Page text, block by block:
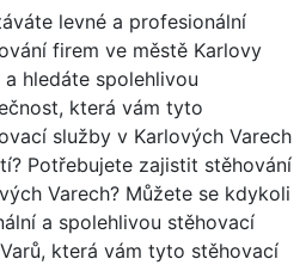
levné a profesionální
firem ve městě Karlovy
a hledáte spolehlivou
která vám tyto
služby v Karlových Varech
Potřebujete zajistit stěhování
Varech? Můžete se kdykoli
a spolehlivou stěhovací
která vám tyto stěhovací